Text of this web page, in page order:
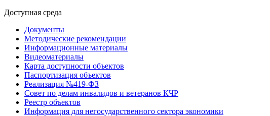
Доступная среда
Документы
Методические рекомендации
Информационные материалы
Видеоматериалы
Карта доступности объектов
Паспортизация объектов
Реализация №419-ФЗ
Совет по делам инвалидов и ветеранов КЧР
Реестр объектов
Информация для негосударственного сектора экономики